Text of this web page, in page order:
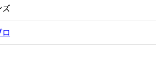
ズ
ロ